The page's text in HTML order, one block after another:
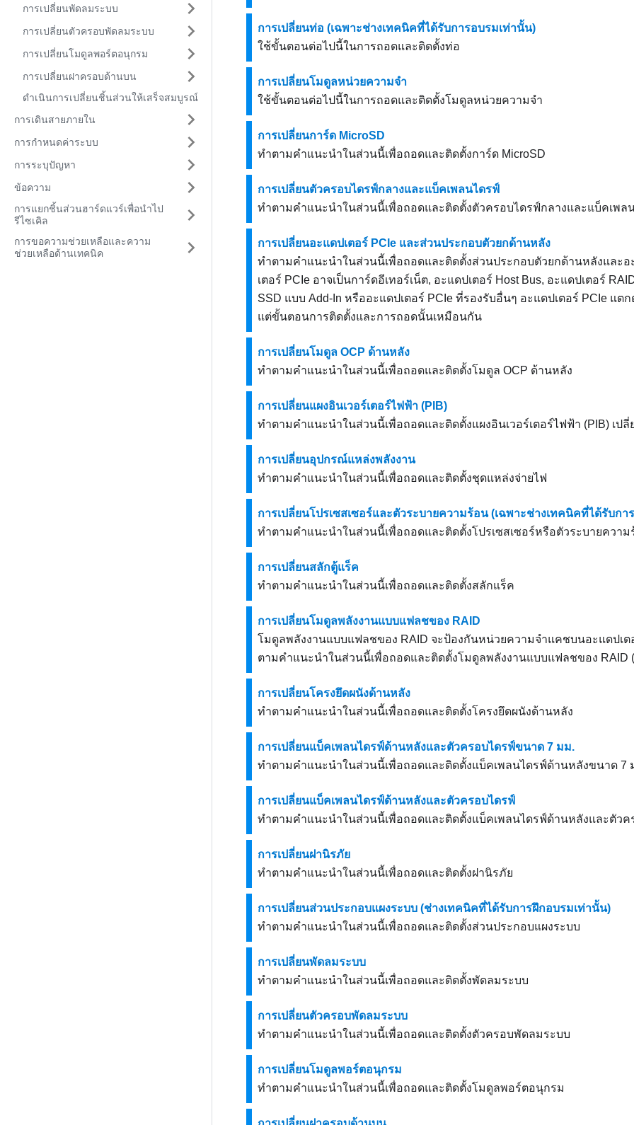
การเปลี่ยนพัดลมระบบ
การเปลี่ยนตัวครอบพัดลมระบบ
การเปลี่ยนโมดูลพอร์ตอนุกรม
การเปลี่ยนฝาครอบด้านบน
ดำเนินการเปลี่ยนชิ้นส่วนให้เสร็จสมบูรณ์
การเดินสายภายใน
การกำหนดค่าระบบ
การระบุปัญหา
ข้อความ
การแยกชิ้นส่วนฮาร์ดแวร์เพื่อนำไป
รีไซเคิล
การขอความช่วยเหลือและความ
ช่วยเหลือด้านเทคนิค
การเปลี่ยนท่อ (เฉพาะช่างเทคนิคที่ได้รับการอบรมเท่านั้น)
ใช้ขั้นตอนต่อไปนี้ในการถอดและติดตั้งท่อ
การเปลี่ยนโมดูลหน่วยความจำ
ใช้ขั้นตอนต่อไปนี้ในการถอดและติดตั้งโมดูลหน่วยความจำ
การเปลี่ยนการ์ด MicroSD
ทำตามคำแนะนำในส่วนนี้เพื่อถอดและติดตั้งการ์ด MicroSD
การเปลี่ยนตัวครอบไดรฟ์กลางและแบ็คเพลนไดรฟ์
ทำตามคำแนะนำในส่วนนี้เพื่อถอดและติดตั้งตัวครอบไดรฟ์กลางและแบ็คเพล
การเปลี่ยนอะแดปเตอร์ PCIe และส่วนประกอบตัวยกด้านหลัง
ทำตามคำแนะนำในส่วนนี้เพื่อถอดและติดตั้งส่วนประกอบตัวยกด้านหลังและอ
เตอร์ PCIe อาจเป็นการ์ดอีเทอร์เน็ต, อะแดปเตอร์ Host Bus, อะแดปเตอร์
SSD แบบ Add-In หรืออะแดปเตอร์ PCIe ที่รองรับอื่นๆ อะแดปเตอร์ PCIe แต
แต่ขั้นตอนการติดตั้งและการถอดนั้นเหมือนกัน
การเปลี่ยนโมดูล OCP ด้านหลัง
ทำตามคำแนะนำในส่วนนี้เพื่อถอดและติดตั้งโมดูล OCP ด้านหลัง
การเปลี่ยนแผงอินเวอร์เตอร์ไฟฟ้า (PIB)
ทำตามคำแนะนำในส่วนนี้เพื่อถอดและติดตั้งแผงอินเวอร์เตอร์ไฟฟ้า (PIB) เป
การเปลี่ยนอุปกรณ์แหล่งพลังงาน
ทำตามคำแนะนำในส่วนนี้เพื่อถอดและติดตั้งชุดแหล่งจ่ายไฟ
การเปลี่ยนโปรเซสเซอร์และตัวระบายความร้อน (เฉพาะช่างเทคนิคที่ได้รับกา
ทำตามคำแนะนำในส่วนนี้เพื่อถอดและติดตั้งโปรเซสเซอร์หรือตัวระบายความ
การเปลี่ยนสลักตู้แร็ค
ทำตามคำแนะนำในส่วนนี้เพื่อถอดและติดตั้งสลักแร็ค
การเปลี่ยนโมดูลพลังงานแบบแฟลชของ RAID
โมดูลพลังงานแบบแฟลชของ RAID จะป้องกันหน่วยความจำแคชบนอะแดปเต
ตามคำแนะนำในส่วนนี้เพื่อถอดและติดตั้งโมดูลพลังงานแบบแฟลชของ RAID (
การเปลี่ยนโครงยึดผนังด้านหลัง
ทำตามคำแนะนำในส่วนนี้เพื่อถอดและติดตั้งโครงยึดผนังด้านหลัง
การเปลี่ยนแบ็คเพลนไดรฟ์ด้านหลังและตัวครอบไดรฟ์ขนาด 7 มม.
ทำตามคำแนะนำในส่วนนี้เพื่อถอดและติดตั้งแบ็คเพลนไดรฟ์ด้านหลังขนาด 7
การเปลี่ยนแบ็คเพลนไดรฟ์ด้านหลังและตัวครอบไดรฟ์
ทำตามคำแนะนำในส่วนนี้เพื่อถอดและติดตั้งแบ็คเพลนไดรฟ์ด้านหลังและตัวค
การเปลี่ยนฝานิรภัย
ทำตามคำแนะนำในส่วนนี้เพื่อถอดและติดตั้งฝานิรภัย
การเปลี่ยนส่วนประกอบแผงระบบ (ช่างเทคนิคที่ได้รับการฝึกอบรมเท่านั้น)
ทำตามคำแนะนำในส่วนนี้เพื่อถอดและติดตั้งส่วนประกอบแผงระบบ
การเปลี่ยนพัดลมระบบ
ทำตามคำแนะนำในส่วนนี้เพื่อถอดและติดตั้งพัดลมระบบ
การเปลี่ยนตัวครอบพัดลมระบบ
ทำตามคำแนะนำในส่วนนี้เพื่อถอดและติดตั้งตัวครอบพัดลมระบบ
การเปลี่ยนโมดูลพอร์ตอนุกรม
ทำตามคำแนะนำในส่วนนี้เพื่อถอดและติดตั้งโมดูลพอร์ตอนุกรม